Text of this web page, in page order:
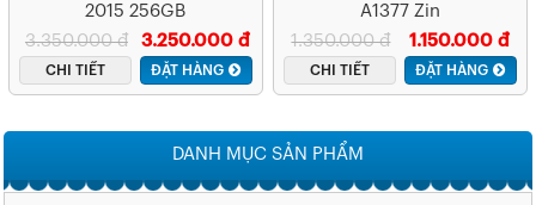
2015 256GB
3.250.000 đ
3.350.000 đ
CHI TIẾT ĐẶT HÀNG
A1377 Zin
1.150.000 đ
1.350.000 đ
CHI TIẾT ĐẶT HÀNG
DANH MỤC SẢN PHẨM